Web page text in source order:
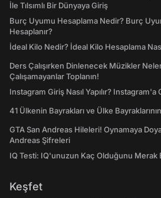
İle Tılsımlı Bir Dünyaya Giriş
Burç Uyumu Hesaplama Nedir? Burç
Hesaplanır?
İdeal Kilo Nedir? İdeal Kilo Hesaplama
Ders Çalışırken Dinlenecek Müzikler
Çalışamayanlar Toplanın!
Instagram Giriş Nasıl Yapılır?
41 Ülkenin Bayrakları ve Ülke
GTA San Andreas Hileleri! Oynamaya
Andreas Şifreleri
IQ Testi: IQ'unuzun Kaç Olduğunu Merak
Keşfet